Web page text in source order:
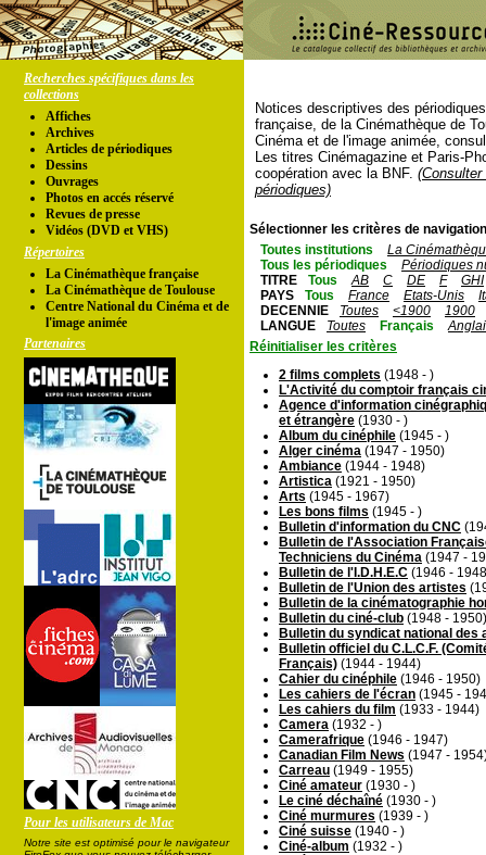
Recherches spécifiques dans les
collections
Affiches
Archives
Articles de périodiques
Dessins
Ouvrages
Photos en accés réservé
Revues de presse
Vidéos (DVD et VHS)
Répertoires
La Cinémathèque française
La Cinémathèque de Toulouse
Centre National du Cinéma et de
l'image animée
Partenaires
Pour les utilisateurs de Mac
Notre site est optimisé pour le navigateur
Notices descriptives des
française, de la Cinémathèque de
Cinéma et de l'image animée,
Les titres Cinémagazine et Paris-
coopération avec la BNF.
périodiques)
Sélectionner les critères de
Toutes institutions
La
Tous les périodiques
Périodiques
TITRE
Tous AB C DE F
GHI
PAYS
Tous France Etats-Unis
DECENNIE
Toutes <1900
1900
LANGUE
Toutes Français
Réinitialiser les critères
2 films complets (1948 - )
L'Activité du comptoir français
Agence d'information
et étrangère (1930 - )
Album du cinéphile (1945 - )
Alger cinéma (1947 - 1950)
Ambiance (1944 - 1948)
Artistica (1921 - 1950)
Arts (1945 - 1967)
Les bons films (1945 - )
Bulletin d'information du CNC
Bulletin de l'Association
Techniciens du Cinéma (1947 -
Bulletin de l'I.D.H.E.C (1946 -
Bulletin de l'Union des artistes
Bulletin de la cinématographie
Bulletin du ciné-club (1948 - 1950)
Bulletin du syndicat national des
Bulletin officiel du C.L.C.F.
Français) (1944 - 1944)
Cahier du cinéphile (1946 - 1950)
Les cahiers de l'écran (1945 -
Les cahiers du film (1933 - 1944)
Camera (1932 - )
Camerafrique (1946 - 1947)
Canadian Film News (1947 -
Carreau (1949 - 1955)
Ciné amateur (1930 - )
Le ciné déchaîné (1930 - )
Ciné murmures (1939 - )
Ciné suisse (1940 - )
Ciné-album (1932 - )